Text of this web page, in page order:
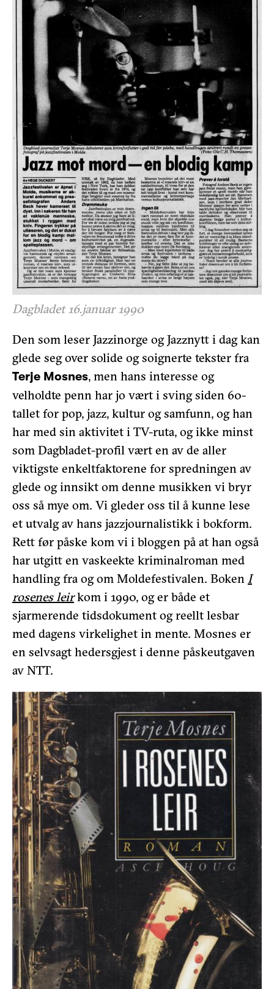
Dagbladet 16.januar 1990
Den som leser Jazzinorge og Jazznytt i dag kan
glede seg over solide og soignerte tekster fra
Terje Mosnes, men hans interesse og
velholdte penn har jo vært i sving siden 60-
tallet for pop, jazz, kultur og samfunn, og han
har med sin aktivitet i TV-ruta, og ikke minst
som Dagbladet-profil vært en av de aller
viktigste enkeltfaktorene for spredningen av
glede og innsikt om denne musikken vi bryr
oss så mye om. Vi gleder oss til å kunne lese
et utvalg av hans jazzjournalistikk i bokform.
Rett før påske kom vi i bloggen på at han også
har utgitt en vaskeekte kriminalroman med
handling fra og om Moldefestivalen. Boken I
rosenes leirkom i 1990, og er både et
sjarmerende tidsdokument og reellt lesbar
med dagens virkelighet in mente. Mosnes er
en selvsagt hedersgjest i denne påskeutgaven
av NTT.